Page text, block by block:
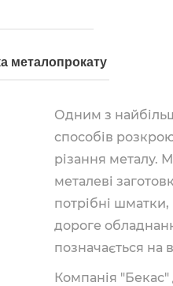
металопрокату
Одним з
способів
різання металу.
металеві
потрібні
дороге
позначається на
Компанія